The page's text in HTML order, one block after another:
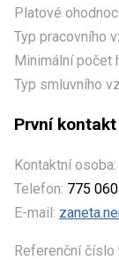
Platové
Typ pracovního
Minimální počet
Typ smluvního
První kontakt
Kontaktní osoba:
Telefon: 775
E-mail:
Referenční číslo